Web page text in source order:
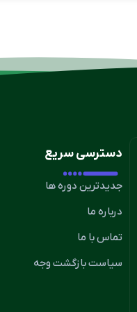
دسترسی سریع
جدیدترین دوره ها
درباره ما
تماس با ما
سیاست بازگشت وجه